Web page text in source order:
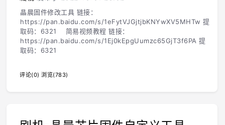
晶晨固件修改工具 链接：
https://pan.baidu.com/s/1eFytVJGjtjbKNYwXV5MHTw 提
取码：6321 简易视频教程 链接：
https://pan.baidu.com/s/1Ej0kEpgUumzc65GjT3f6PA 提
取码：6321
评论(0) 浏览(783)